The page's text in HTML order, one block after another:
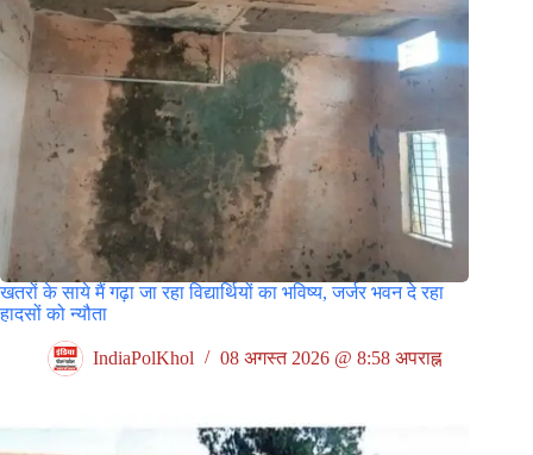
खतरों के साये मैं गढ़ा जा रहा विद्यार्थियों का भविष्य, जर्जर भवन दे रहा
हादसों को न्यौता
IndiaPolKhol 08 अगस्त 2026 @ 8:58 अपराह्न